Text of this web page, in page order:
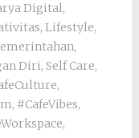
Digital,
, Lifestyle,
,
Diri, Self Care,
,
, #CafeVibes,
,